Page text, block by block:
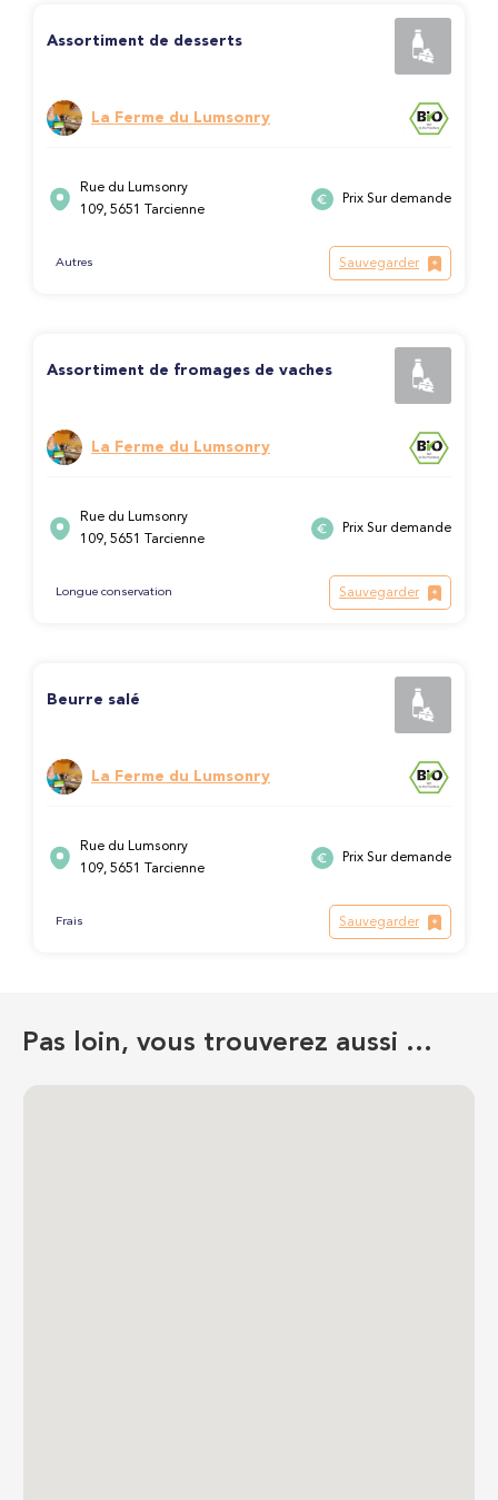
Assortiment de desserts
La Ferme du Lumsonry
Rue du Lumsonry
109, 5651 Tarcienne
Prix Sur demande
Autres Sauvegarder
Assortiment de fromages de vaches
La Ferme du Lumsonry
Rue du Lumsonry
109, 5651 Tarcienne
Prix Sur demande
Longue conservation Sauvegarder
Beurre salé
La Ferme du Lumsonry
Rue du Lumsonry
109, 5651 Tarcienne
Prix Sur demande
Frais Sauvegarder
Pas loin, vous trouverez aussi …